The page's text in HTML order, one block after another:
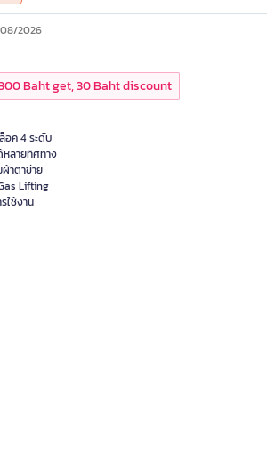
2026
Baht get, 30 Baht discount
อค 4 ระดับ
ลายทิศทาง
ผ้าตาข่าย
Lifting
ใช้งาน